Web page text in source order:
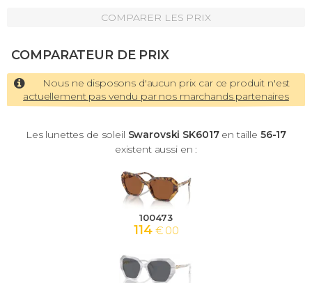
COMPARER LES PRIX
COMPARATEUR DE PRIX
Nous ne disposons d'aucun prix car ce produit n'est
actuellement pas vendu par nos marchands partenaires
Les lunettes de soleil Swarovski SK6017en taille 56-17
existent aussi en :
100473
114 € 00